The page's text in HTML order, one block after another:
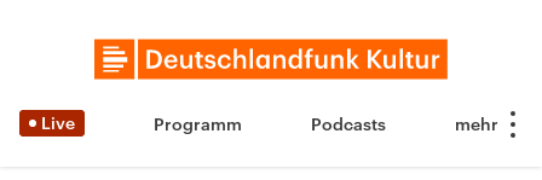
Live Programm Podcasts